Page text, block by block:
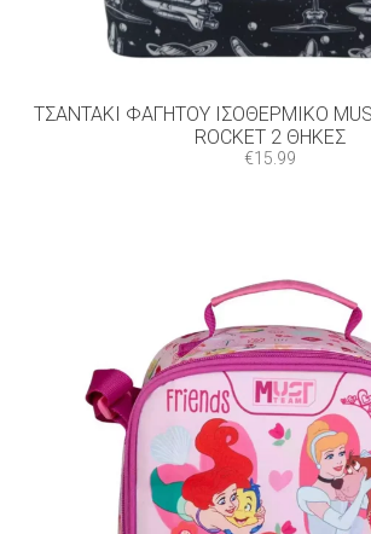
ΤΣΑΝΤΆΚΙ ΦΑΓΗΤΟΎ ΙΣΟΘΕΡΜΙΚΌ
ROCKET 2 ΘΉΚΕΣ
€15.99